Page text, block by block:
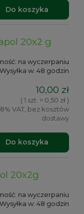
Do koszyka
20x2 g
na wyczerpaniu
Wysyłka w: 48 godzin
10,00 zł
( 1 szt. = 0,50 zł )
VAT, bez kosztów
dostawy
Do koszyka
20x2g
na wyczerpaniu
Wysyłka w: 48 godzin